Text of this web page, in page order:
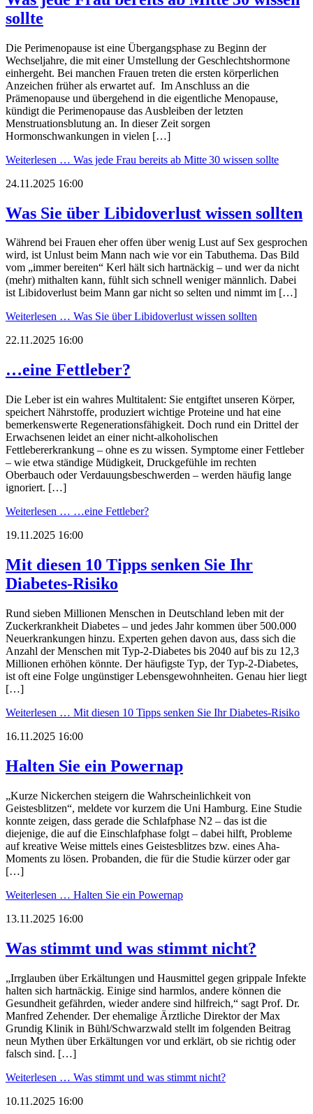
sollte
Die Perimenopause ist eine Übergangsphase zu Beginn der
Wechseljahre, die mit einer Umstellung der Geschlechtshormone
einhergeht. Bei manchen Frauen treten die ersten körperlichen
Anzeichen früher als erwartet auf. Im Anschluss an die
Prämenopause und übergehend in die eigentliche Menopause,
kündigt die Perimenopause das Ausbleiben der letzten
Menstruationsblutung an. In dieser Zeit sorgen
Hormonschwankungen in vielen […]
Weiterlesen … Was jede Frau bereits ab Mitte 30 wissen sollte
24.11.2025 16:00
Was Sie über Libidoverlust wissen sollten
Während bei Frauen eher offen über wenig Lust auf Sex gesprochen
wird, ist Unlust beim Mann nach wie vor ein Tabuthema. Das Bild
vom „immer bereiten“ Kerl hält sich hartnäckig – und wer da nicht
(mehr) mithalten kann, fühlt sich schnell weniger männlich. Dabei
ist Libidoverlust beim Mann gar nicht so selten und nimmt im […]
Weiterlesen … Was Sie über Libidoverlust wissen sollten
22.11.2025 16:00
…eine Fettleber?
Die Leber ist ein wahres Multitalent: Sie entgiftet unseren Körper,
speichert Nährstoffe, produziert wichtige Proteine und hat eine
bemerkenswerte Regenerationsfähigkeit. Doch rund ein Drittel der
Erwachsenen leidet an einer nicht-alkoholischen
Fettlebererkrankung – ohne es zu wissen. Symptome einer Fettleber
– wie etwa ständige Müdigkeit, Druckgefühle im rechten
Oberbauch oder Verdauungsbeschwerden – werden häufig lange
ignoriert. […]
Weiterlesen … …eine Fettleber?
19.11.2025 16:00
Mit diesen 10 Tipps senken Sie Ihr
Diabetes-Risiko
Rund sieben Millionen Menschen in Deutschland leben mit der
Zuckerkrankheit Diabetes – und jedes Jahr kommen über 500.000
Neuerkrankungen hinzu. Experten gehen davon aus, dass sich die
Anzahl der Menschen mit Typ-2-Diabetes bis 2040 auf bis zu 12,3
Millionen erhöhen könnte. Der häufigste Typ, der Typ-2-Diabetes,
ist oft eine Folge ungünstiger Lebensgewohnheiten. Genau hier liegt
[…]
Weiterlesen … Mit diesen 10 Tipps senken Sie Ihr Diabetes-Risiko
16.11.2025 16:00
Halten Sie ein Powernap
„Kurze Nickerchen steigern die Wahrscheinlichkeit von
Geistesblitzen“, meldete vor kurzem die Uni Hamburg. Eine Studie
konnte zeigen, dass gerade die Schlafphase N2 – das ist die
diejenige, die auf die Einschlafphase folgt – dabei hilft, Probleme
auf kreative Weise mittels eines Geistesblitzes bzw. eines Aha-
Moments zu lösen. Probanden, die für die Studie kürzer oder gar
[…]
Weiterlesen … Halten Sie ein Powernap
13.11.2025 16:00
Was stimmt und was stimmt nicht?
„Irrglauben über Erkältungen und Hausmittel gegen grippale Infekte
halten sich hartnäckig. Einige sind harmlos, andere können die
Gesundheit gefährden, wieder andere sind hilfreich,“ sagt Prof. Dr.
Manfred Zehender. Der ehemalige Ärztliche Direktor der Max
Grundig Klinik in Bühl/Schwarzwald stellt im folgenden Beitrag
neun Mythen über Erkältungen vor und erklärt, ob sie richtig oder
falsch sind. […]
Weiterlesen … Was stimmt und was stimmt nicht?
10.11.2025 16:00